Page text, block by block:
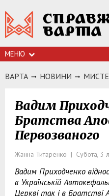
МЕНЮ
ВАРТА НОВИНИ
Вадим
Братства
Первозваного
Жанна Титаренко | Субота, 3
Вадим Приходченко
в Українській
Церкві так і в Братстві